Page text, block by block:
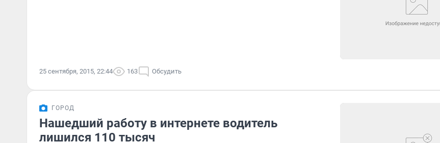
25 сентября, 2015, 22:44 163 Обсудить
ГОРОД
Нашедший работу в интернете водитель
лишился 110 тысяч